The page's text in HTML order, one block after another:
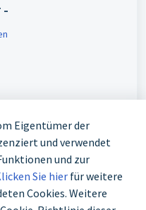
-
Eigentümer der
und verwendet
und zur
Sie hierfür weitere
Cookies. Weitere